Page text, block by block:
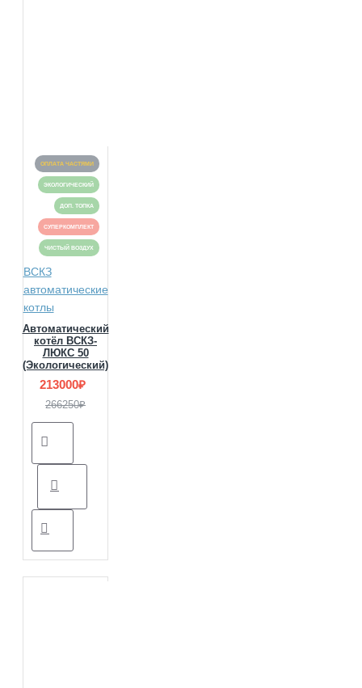
ОПЛАТА ЧАСТЯМИ
ЭКОЛОГИЧЕСКИЙ
ДОП. ТОПКА
СУПЕРКОМПЛЕКТ
ЧИСТЫЙ ВОЗДУХ
ВСКЗ
автоматические
котлы
Автоматический
котёл ВСКЗ-
ЛЮКС 50
(Экологический)
213000₽
266250₽